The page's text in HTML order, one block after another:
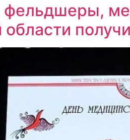
фельдшеры,
области